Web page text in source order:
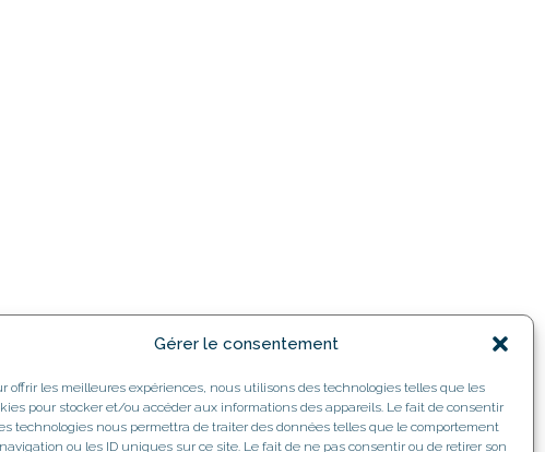
Gérer le consentement
offrir les meilleures expériences, nous utilisons des technologies telles que les
pour stocker et/ou accéder aux informations des appareils. Le fait de consentir
technologies nous permettra de traiter des données telles que le comportement
ou les ID uniques sur ce site. Le fait de ne pas consentir ou de retirer son